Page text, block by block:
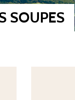
SOUPES